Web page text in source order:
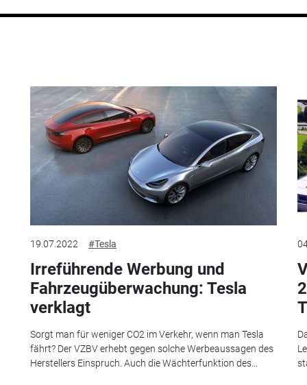
19.07.2022 #Tesla
Irreführende Werbung und
Fahrzeugüberwachung: Tesla
verklagt
Sorgt man für weniger CO2 im Verkehr, wenn man Tesla
fährt? Der VZBV erhebt gegen solche Werbeaussagen des
Herstellers Einspruch. Auch die Wächterfunktion des...